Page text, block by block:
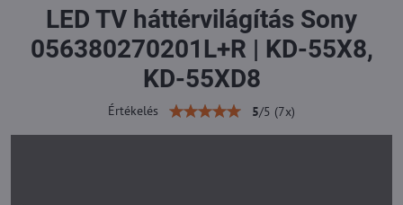
LED TV háttérvilágítás Sony
056380270201L+R | KD-55X8,
KD-55XD8
Értékelés 5/5 (7x)